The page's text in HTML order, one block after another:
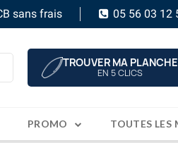
sans frais 05 56 03 12
TROUVER MA PLANCHE
EN 5 CLICS
PROMO TOUTES LES